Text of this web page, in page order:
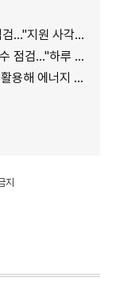
사각지대 최소화"
만t 재이용수 공급"
유니콘 키운다
지